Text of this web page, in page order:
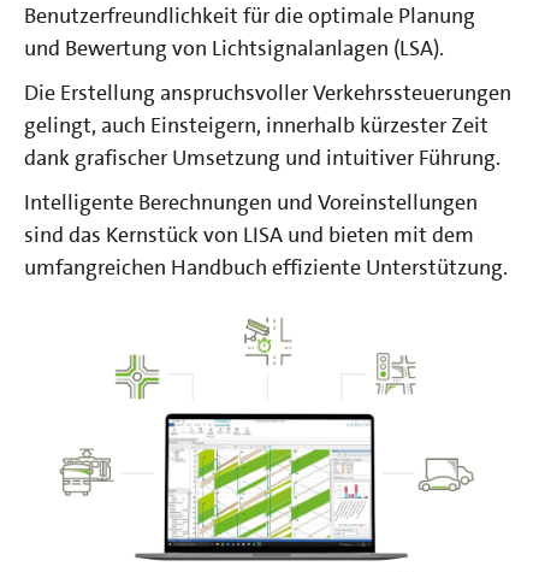
Benutzerfreundlichkeit für die optimale Planung
und Bewertung von Lichtsignalanlagen (LSA).
Die Erstellung anspruchsvoller Verkehrssteuerungen
gelingt, auch Einsteigern, innerhalb kürzester Zeit
dank grafischer Umsetzung und intuitiver Führung.
Intelligente Berechnungen und Voreinstellungen
sind das Kernstück von LISA und bieten mit dem
umfangreichen Handbuch effiziente Unterstützung.